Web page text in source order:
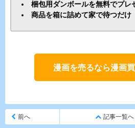
梱包用ダンボールを無料でプレ
商品を箱に詰めて家で待つだけ
漫画を売るなら漫画
前へ 記事一覧へ